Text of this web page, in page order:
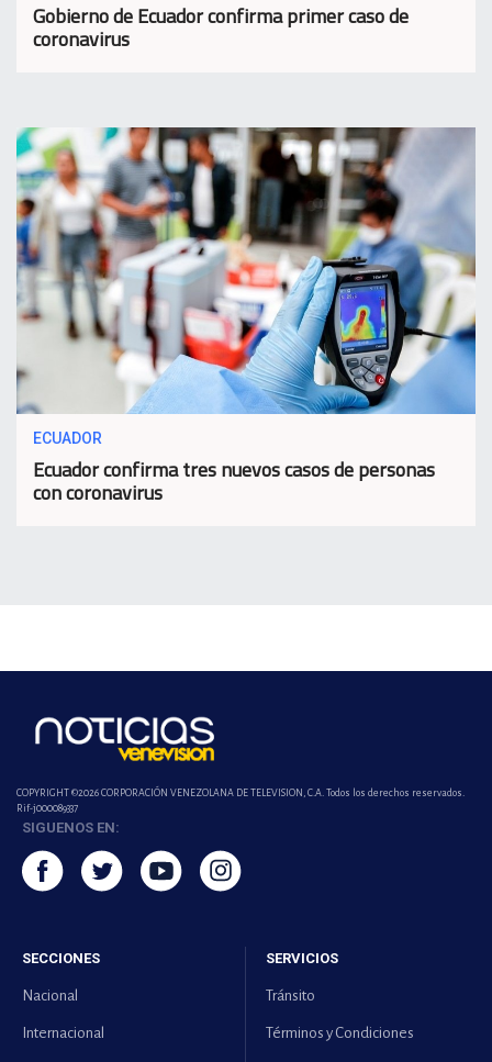
Gobierno de Ecuador confirma primer caso de
coronavirus
ECUADOR
Ecuador confirma tres nuevos casos de personas
con coronavirus
COPYRIGHT ©2026 CORPORACIÓN VENEZOLANA DE TELEVISION, C.A. Todos los derechos reservados.
Rif-j000089337
SIGUENOS EN:
SECCIONES
Nacional
Internacional
SERVICIOS
Tránsito
Términos y Condiciones